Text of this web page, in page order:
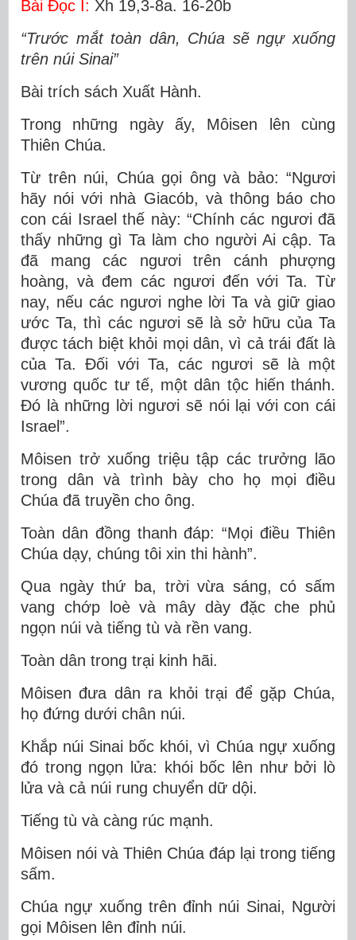
Bài Ðọc I: Xh 19,3-8a. 16-20b
“Trước mắt toàn dân, Chúa sẽ ngự xuống
trên núi Sinai”
Bài trích sách Xuất Hành.
Trong những ngày ấy, Môisen lên cùng
Thiên Chúa.
Từ trên núi, Chúa gọi ông và bảo: “Ngươi
hãy nói với nhà Giacób, và thông báo cho
con cái Israel thế này: “Chính các ngươi đã
thấy những gì Ta làm cho người Ai cập. Ta
đã mang các ngươi trên cánh phượng
hoàng, và đem các ngươi đến với Ta. Từ
nay, nếu các ngươi nghe lời Ta và giữ giao
ước Ta, thì các ngươi sẽ là sở hữu của Ta
được tách biệt khỏi mọi dân, vì cả trái đất là
của Ta. Ðối với Ta, các ngươi sẽ là một
vương quốc tư tế, một dân tộc hiến thánh.
Ðó là những lời ngươi sẽ nói lại với con cái
Israel”.
Môisen trở xuống triệu tập các trưởng lão
trong dân và trình bày cho họ mọi điều
Chúa đã truyền cho ông.
Toàn dân đồng thanh đáp: “Mọi điều Thiên
Chúa dạy, chúng tôi xin thi hành”.
Qua ngày thứ ba, trời vừa sáng, có sấm
vang chớp loè và mây dày đặc che phủ
ngọn núi và tiếng tù và rền vang.
Toàn dân trong trại kinh hãi.
Môisen đưa dân ra khỏi trại để gặp Chúa,
họ đứng dưới chân núi.
Khắp núi Sinai bốc khói, vì Chúa ngự xuống
đó trong ngọn lửa: khói bốc lên như bởi lò
lửa và cả núi rung chuyển dữ dội.
Tiếng tù và càng rúc mạnh.
Môisen nói và Thiên Chúa đáp lại trong tiếng
sấm.
Chúa ngự xuống trên đỉnh núi Sinai, Người
gọi Môisen lên đỉnh núi.